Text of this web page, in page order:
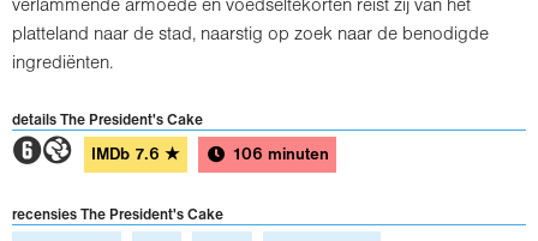
verlammende armoede en voedseltekorten reist zij van het
platteland naar de stad, naarstig op zoek naar de benodigde
ingrediënten.
details The President's Cake
2G IMDb 7.6 ★ 106 minuten
recensies The President's Cake